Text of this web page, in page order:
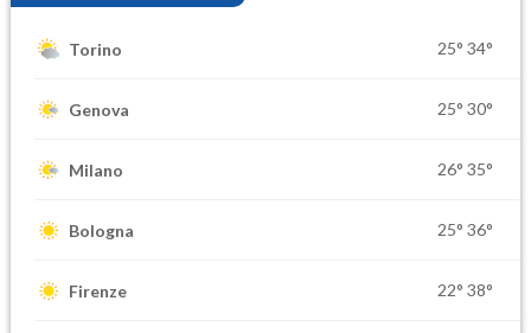
Torino 25° 34°
Genova 25° 30°
Milano 26° 35°
Bologna 25° 36°
Firenze 22° 38°